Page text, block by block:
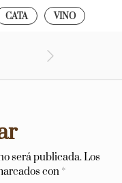
CATA VINO
será publicada.Los
con *